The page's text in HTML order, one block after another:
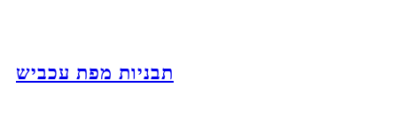
תבניות מפת עכביש